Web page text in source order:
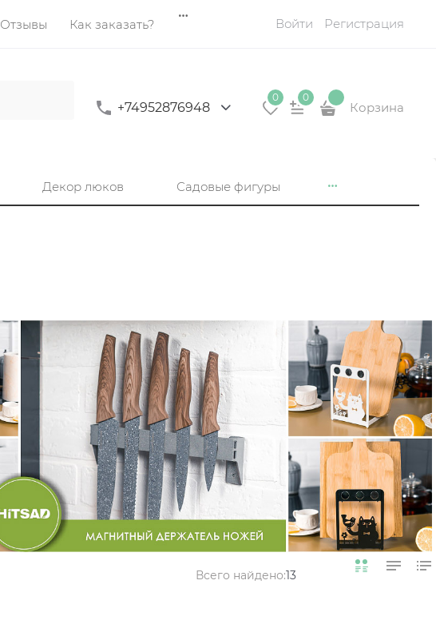
Отзывы Как заказать? Войти Регистрация
+74952876948
0 0
Корзина
Декор люков Садовые фигуры
Всего найдено:13